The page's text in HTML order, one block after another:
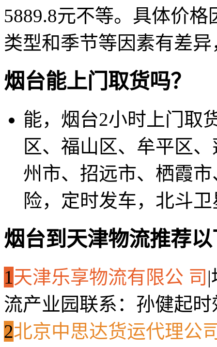
5889.8元不等。具体价
类型和季节等因素有差
烟台能上门取货吗？
能，烟台2小时上门取
区、福山区、牟平区
州市、招远市、栖霞
险，定时发车，北斗
烟台到天津物流推荐
1天津乐享物流有限公 司 |
流产业园联系：孙健起
2北京中思达货运代理公